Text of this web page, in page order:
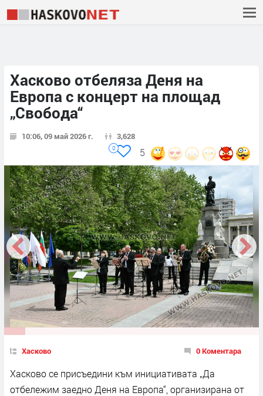
Хасково отбеляза Деня на
Европа с концерт на площад
„Свобода“
10:06, 09 май 2026 г. 3,628
5
0
Хасково 0 Коментара
Хасково се присъедини към инициативата „Да
отбележим заедно Деня на Европа“, организирана от